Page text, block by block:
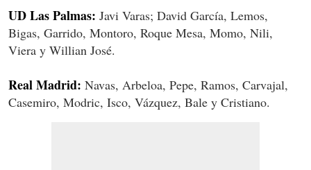
UD Las Palmas: Javi Varas; David García, Lemos,
Bigas, Garrido, Montoro, Roque Mesa, Momo, Nili,
Viera y Willian José.
Real Madrid: Navas, Arbeloa, Pepe, Ramos, Carvajal,
Casemiro, Modric, Isco, Vázquez, Bale y Cristiano.